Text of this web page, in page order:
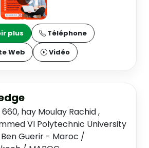
plus
Téléphone
Web
Vidéo
660, hay Moulay Rachid ,
VI Polytechnic University
Ben Guerir - Maroc /